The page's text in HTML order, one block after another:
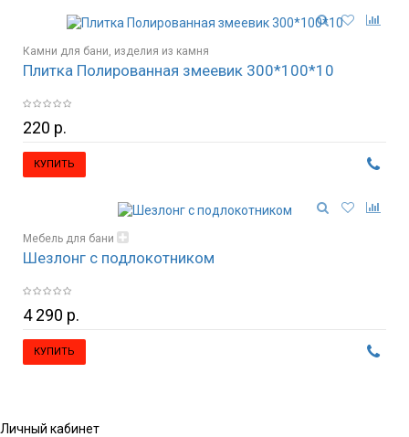
Камни для бани, изделия из камня
Плитка Полированная змеевик 300*100*10
220 р.
КУПИТЬ
Мебель для бани
Стулья, кресла, табуретки
Шезлонг с подлокотником
4 290 р.
КУПИТЬ
Личный кабинет